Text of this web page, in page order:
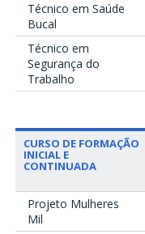
Técnico em Saúde
Bucal
Técnico em
Segurança do
Trabalho
CURSO DE FORMAÇÃO
INICIAL E
CONTINUADA
Projeto Mulheres
Mil